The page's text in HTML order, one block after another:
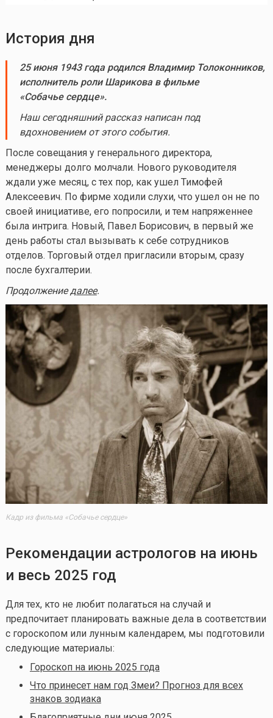
История дня
25 июня 1943 года родился Владимир Толоконников,
исполнитель роли Шарикова в фильме
«Собачье сердце».
Наш сегодняшний рассказ написан под
вдохновением от этого события.
После совещания у генерального директора,
менеджеры долго молчали. Нового руководителя
ждали уже месяц, с тех пор, как ушел Тимофей
Алексеевич. По фирме ходили слухи, что ушел он не по
своей инициативе, его попросили, и тем напряженнее
была интрига. Новый, Павел Борисович, в первый же
день работы стал вызывать к себе сотрудников
отделов. Торговый отдел пригласили вторым, сразу
после бухгалтерии.
Продолжениедалее.
Кадр из фильма «Собачье сердце»
Рекомендации астрологов на июнь
и весь 2025 год
Для тех, кто не любит полагаться на случай и
предпочитает планировать важные дела в соответствии
с гороскопом или лунным календарем, мы подготовили
следующие материалы:
Гороскоп на июнь 2025 года
Что принесет нам год Змеи? Прогноз для всех
знаков зодиака